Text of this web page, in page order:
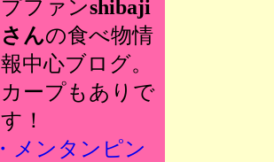
プファンshibaji
さんの食べ物情
報中心ブログ。
カープもありで
す！
・メンタンピン